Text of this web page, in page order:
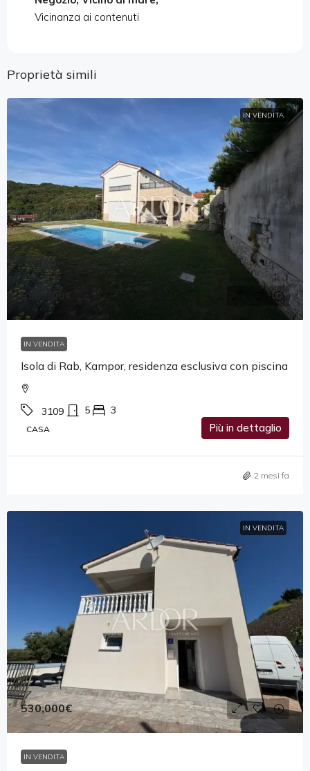
Vicinanza ai contenuti
Proprietà simili
IN VENDITA
899,900€
IN VENDITA
Isola di Rab, Kampor, residenza esclusiva con piscina
3109 5 3
CASA Più in dettaglio
2 mesi fa
IN VENDITA
530,000€
IN VENDITA